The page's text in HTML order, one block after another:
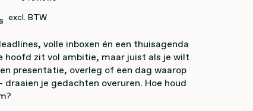
excl. BTW
volle inboxen én een thuisagenda
hoofd zit vol ambitie, maar juist als je wilt
presentatie, overleg of een dag waarop
draaien je gedachten overuren. Hoe houd